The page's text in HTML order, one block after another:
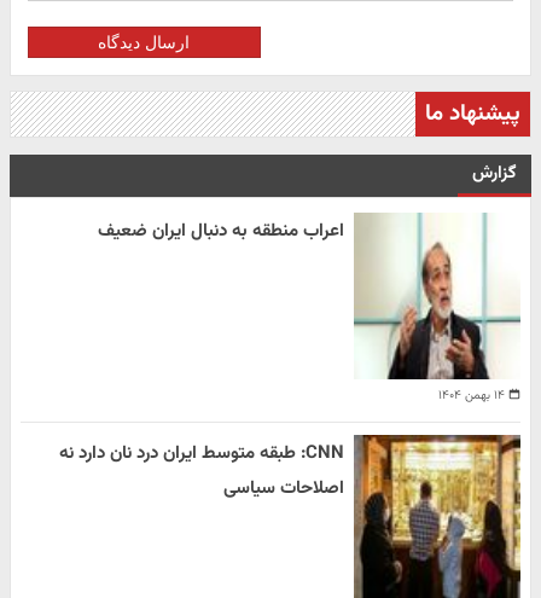
ارسال دیدگاه
پیشنهاد ما
گزارش
۱۴ بهمن ۱۴۰۴
اعراب منطقه به دنبال ایران ضعیف
CNN: طبقه متوسط ایران درد نان دارد نه
اصلاحات سیاسی